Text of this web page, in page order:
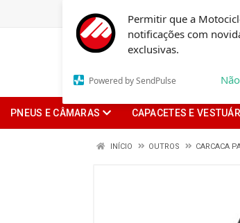
Permitir que a
notificações com
exclusivas.
Powered by SendPulse
PNEUS E CÂMARAS CAPACETES E
INÍCIO OUTROS CARCACA